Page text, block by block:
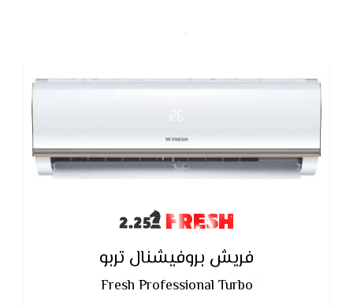
FRESH
فريش بروفيشنال تربو
Fresh Professional Turbo